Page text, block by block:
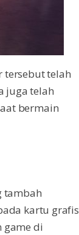
tersebut telah
juga telah
bermain
tambah
kartu grafis
game di